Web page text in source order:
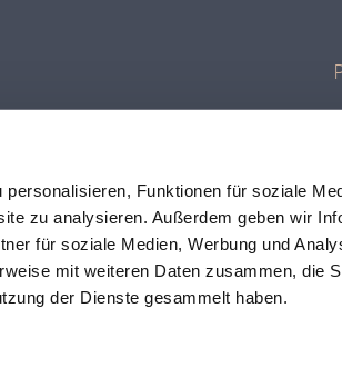
Funktionen für soziale
zu analysieren. Außerdem geben wir
für soziale Medien, Werbung und
mit weiteren Daten zusammen, die
der Dienste gesammelt haben.
Pour plus de